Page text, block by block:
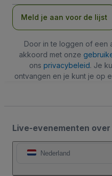
Meld je aan voor de lijst
Door in te loggen of een
akkoord met onze
ons privacybeleid. Je
ontvangen en je kunt je op
Live-evenementen
Nederland